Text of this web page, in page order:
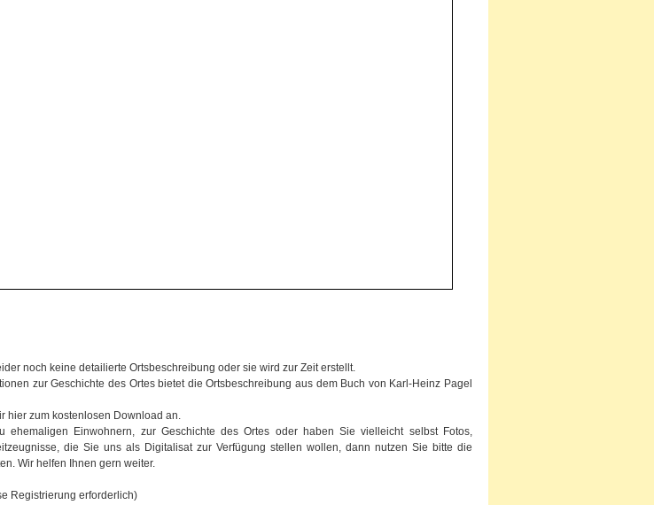
noch keine detailierte Ortsbeschreibung oder sie wird zur Zeit erstellt.
zur Geschichte des Ortes bietet die Ortsbeschreibung aus dem Buch von Karl-Heinz Pagel
hier zum kostenlosen Download an.
ehemaligen Einwohnern, zur Geschichte des Ortes oder haben Sie vielleicht selbst Fotos,
die Sie uns als Digitalisat zur Verfügung stellen wollen, dann nutzen Sie bitte die
Wir helfen Ihnen gern weiter.
Registrierung erforderlich)